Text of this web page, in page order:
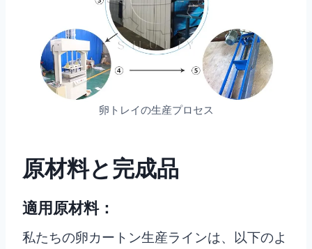
卵トレイの生産プロセス
原材料と完成品
適用原材料：
私たちの卵カートン生産ラインは、以下のよ